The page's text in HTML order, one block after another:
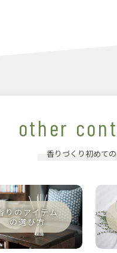
other
香りづくり初めて